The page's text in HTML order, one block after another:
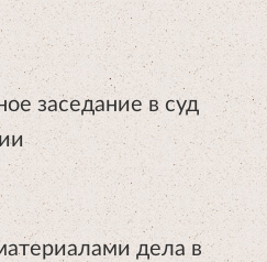
заседание в суд
дела в